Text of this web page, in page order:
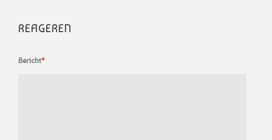
REAGEREN
Bericht*